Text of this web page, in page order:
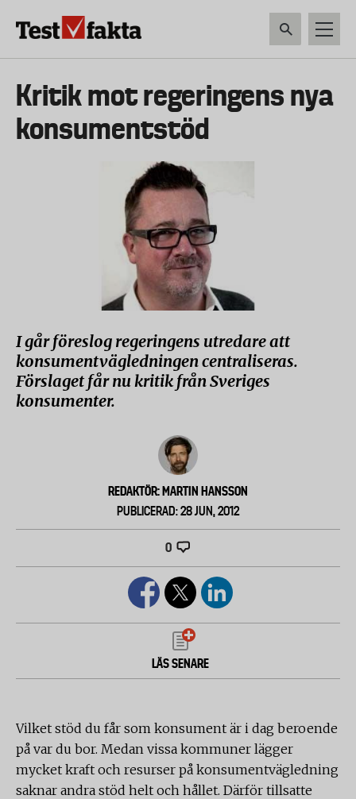
Huvudmeny
ny
Kritik mot regeringens nya
konsumentstöd
I går föreslog regeringens utredare att
konsumentvägledningen centraliseras.
Förslaget får nu kritik från Sveriges
konsumenter.
REDAKTÖR: MARTIN HANSSON
PUBLICERAD: 28 JUN, 2012
0
LÄS SENARE
Vilket stöd du får som konsument är i dag beroende
på var du bor. Medan vissa kommuner lägger
mycket kraft och resurser på konsumentvägledning
saknar andra stöd helt och hållet. Därför tillsatte